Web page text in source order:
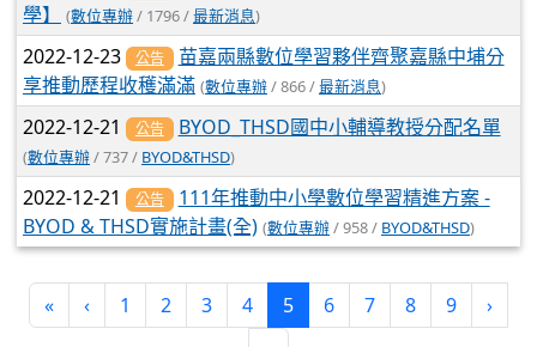
學】
(數位專辦/ 1796 /最新消息)
2022-12-23 公告
苗嘉兩縣數位學習夥伴齊聚嘉縣中埔分
享推動歷程收穫滿滿 (數位專辦/ 866 /最新消息)
2022-12-21 公告 BYOD_THSD國中小輔導教授分配名單
(數位專辦/ 737 / BYOD&THSD)
2022-12-21 公告
111年推動中小學數位學習精進方案 -
BYOD & THSD實施計畫(全) (數位專辦/ 958 / BYOD&THSD)
« ‹ 1 2 3 4 5(current)
6 7 8 9
›